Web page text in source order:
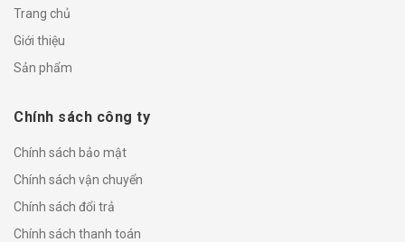
Trang chủ
Giới thiệu
Sản phẩm
Chính sách công ty
Chính sách bảo mật
Chính sách vận chuyển
Chính sách đổi trả
Chính sách thanh toán